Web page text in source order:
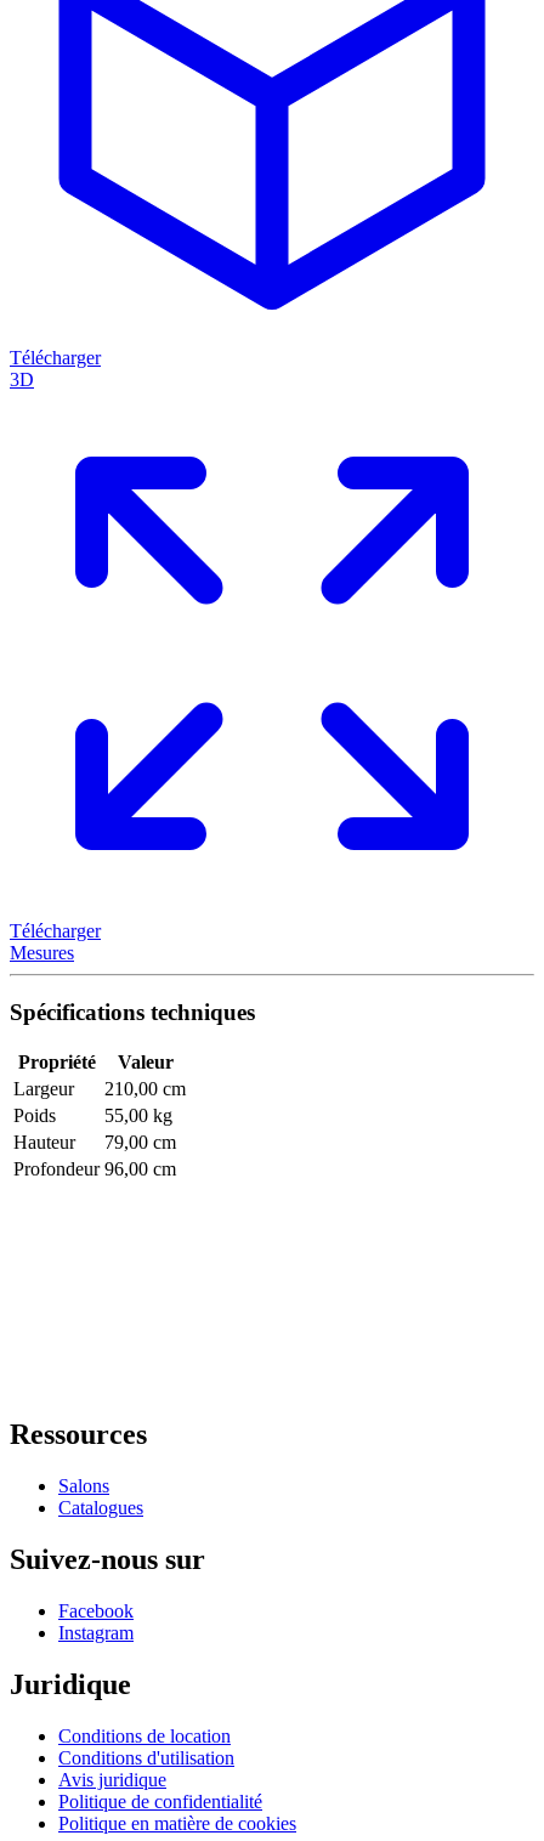
Télécharger
3D
Télécharger
Mesures
Spécifications techniques
Propriété
Valeur
Largeur
210,00 cm
Poids
55,00 kg
Hauteur
79,00 cm
Profondeur 96,00 cm
Ressources
Salons
Catalogues
Suivez-nous sur
Facebook
Instagram
Juridique
Conditions de location
Conditions d'utilisation
Avis juridique
Politique de confidentialité
Politique en matière de cookies